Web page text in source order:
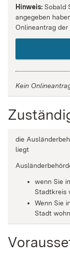
Hinweis: Sobald
angegeben
Onlineantrag
Kein
die
liegt
wenn Sie
Stadtkreis
Wenn Sie
Stadt